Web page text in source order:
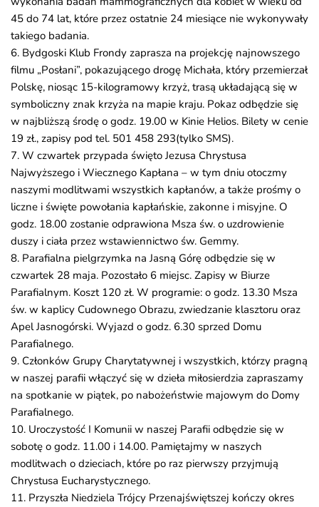
45 do 74 lat, które przez ostatnie 24 miesiące nie wykonywały
takiego badania.
6. Bydgoski Klub Frondy zaprasza na projekcję najnowszego
filmu „Posłani”, pokazującego drogę Michała, który przemierzał
Polskę, niosąc 15-kilogramowy krzyż, trasą układającą się w
symboliczny znak krzyża na mapie kraju. Pokaz odbędzie się
w najbliższą środę o godz. 19.00 w Kinie Helios. Bilety w cenie
19 zł., zapisy pod tel. 501 458 293(tylko SMS).
7. W czwartek przypada święto Jezusa Chrystusa
Najwyższego i Wiecznego Kapłana – w tym dniu otoczmy
naszymi modlitwami wszystkich kapłanów, a także prośmy o
liczne i święte powołania kapłańskie, zakonne i misyjne. O
godz. 18.00 zostanie odprawiona Msza św. o uzdrowienie
duszy i ciała przez wstawiennictwo św. Gemmy.
8. Parafialna pielgrzymka na Jasną Górę odbędzie się w
czwartek 28 maja. Pozostało 6 miejsc. Zapisy w Biurze
Parafialnym. Koszt 120 zł. W programie: o godz. 13.30 Msza
św. w kaplicy Cudownego Obrazu, zwiedzanie klasztoru oraz
Apel Jasnogórski. Wyjazd o godz. 6.30 sprzed Domu
Parafialnego.
9. Członków Grupy Charytatywnej i wszystkich, którzy pragną
w naszej parafii włączyć się w dzieła miłosierdzia zapraszamy
na spotkanie w piątek, po nabożeństwie majowym do Domy
Parafialnego.
10. Uroczystość I Komunii w naszej Parafii odbędzie się w
sobotę o godz. 11.00 i 14.00. Pamiętajmy w naszych
modlitwach o dzieciach, które po raz pierwszy przyjmują
Chrystusa Eucharystycznego.
11. Przyszła Niedziela Trójcy Przenajświętszej kończy okres